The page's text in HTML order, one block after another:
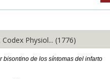
Physiol... (1776)
bisontino de los síntomas del infarto